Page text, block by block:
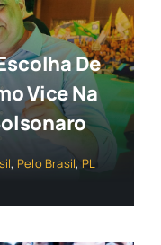
De
Vice Na
, Pelo Brasil, PL